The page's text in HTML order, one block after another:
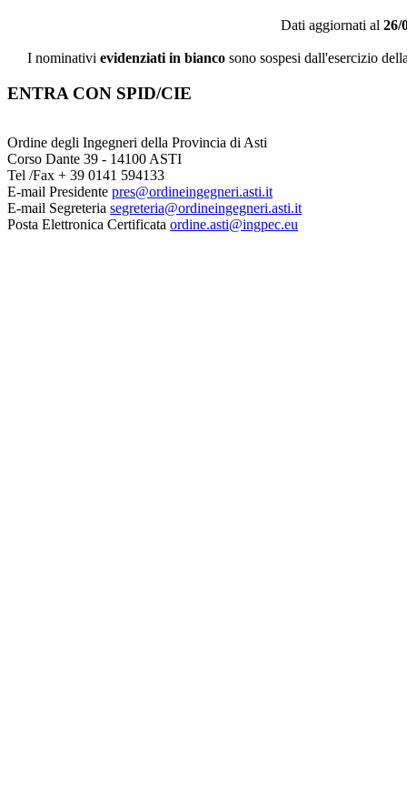
Dati aggiornati al 26/
I nominativi evidenziati in bianco sono sospesi dall'esercizio
ENTRA CON SPID/CIE
Ordine degli Ingegneri della Provincia di Asti
Corso Dante 39 - 14100 ASTI
Tel /Fax + 39 0141 594133
E-mail Presidente pres@ordineingegneri.asti.it
E-mail Segreteria segreteria@ordineingegneri.asti.it
Posta Elettronica Certificata ordine.asti@ingpec.eu